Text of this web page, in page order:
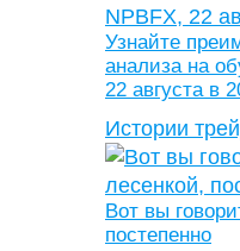
Узнайте
анализа на
22 августа в
Истории
Вот вы
постепенно